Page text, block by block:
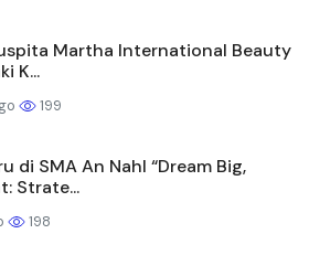
Martha International Beauty
K...
199
di SMA An Nahl “Dream Big,
Strate...
198